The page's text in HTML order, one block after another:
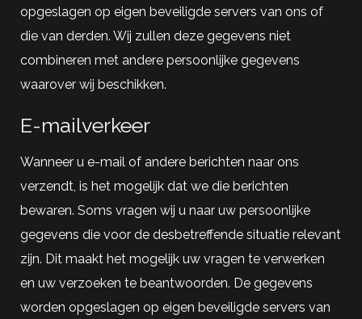
opgeslagen op eigen beveiligde servers van ons of
die van derden. Wij zullen deze gegevens niet
combineren met andere persoonlijke gegevens
waarover wij beschikken.
E-mailverkeer
Wanneer u e-mail of andere berichten naar ons
verzendt, is het mogelijk dat we die berichten
bewaren. Soms vragen wij u naar uw persoonlijke
gegevens die voor de desbetreffende situatie relevant
zijn. Dit maakt het mogelijk uw vragen te verwerken
en uw verzoeken te beantwoorden. De gegevens
worden opgeslagen op eigen beveiligde servers van